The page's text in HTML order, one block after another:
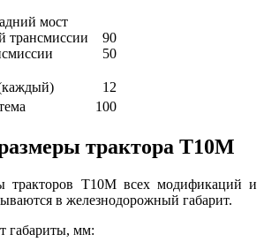
мост
трансмиссии
90
50
12
100
трактора Т10М
тракторов Т10М всех модификаций и
в железнодорожный габарит.
габариты, мм: